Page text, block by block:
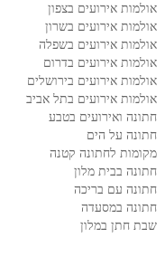
אולמות אירועים בצפון
אולמות אירועים בשרון
אולמות אירועים בשפלה
אולמות אירועים בדרום
אולמות אירועים בירושלים
אולמות אירועים בתל אביב
חתונה ואירועים בטבע
חתונה על הים
מקומות לחתונה קטנה
חתונה בבית מלון
חתונה עם בריכה
חתונה במסעדה
שבת חתן במלון